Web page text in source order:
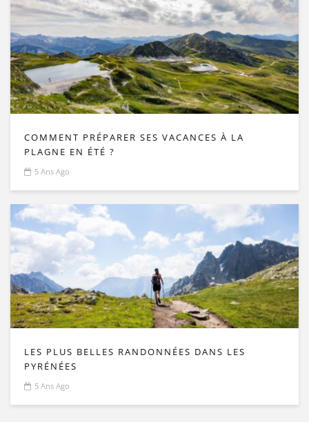
COMMENT PRÉPARER SES VACANCES À LA
PLAGNE EN ÉTÉ ?
5 Ans Ago
LES PLUS BELLES RANDONNÉES DANS LES
PYRÉNÉES
5 Ans Ago